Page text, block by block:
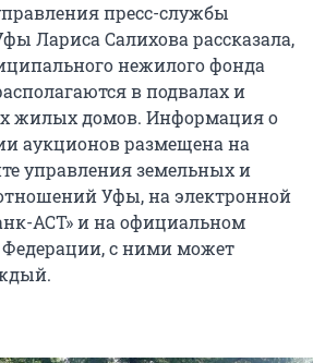
пресс-службы
Лариса Салихова рассказала,
нежилого фонда
в подвалах и
жилых домов. Информация о
аукционов размещена на
управления земельных и
Уфы, на электронной
АСТ» и на официальном
Федерации, с ними может